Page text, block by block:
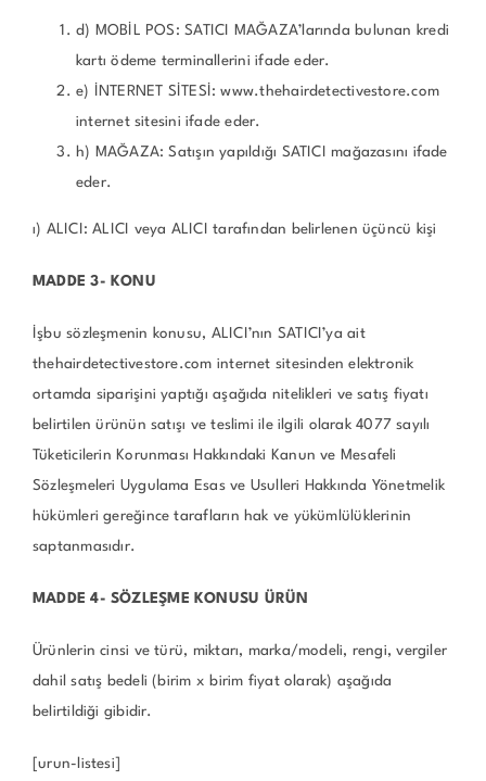
d) MOBİL POS: SATICI MAĞAZA’larında bulunan kredi
kartı ödeme terminallerini ifade eder.
e) İNTERNET SİTESİ: www.thehairdetectivestore.com
internet sitesini ifade eder.
h) MAĞAZA: Satışın yapıldığı SATICI mağazasını ifade
eder.
ı) ALICI: ALICI veya ALICI tarafından belirlenen üçüncü kişi
MADDE 3- KONU
İşbu sözleşmenin konusu, ALICI’nın SATICI’ya ait
thehairdetectivestore.com internet sitesinden elektronik
ortamda siparişini yaptığı aşağıda nitelikleri ve satış fiyatı
belirtilen ürünün satışı ve teslimi ile ilgili olarak 4077 sayılı
Tüketicilerin Korunması Hakkındaki Kanun ve Mesafeli
Sözleşmeleri Uygulama Esas ve Usulleri Hakkında Yönetmelik
hükümleri gereğince tarafların hak ve yükümlülüklerinin
saptanmasıdır.
MADDE 4- SÖZLEŞME KONUSU ÜRÜN
Ürünlerin cinsi ve türü, miktarı, marka/modeli, rengi, vergiler
dahil satış bedeli (birim x birim fiyat olarak) aşağıda
belirtildiği gibidir.
[urun-listesi]